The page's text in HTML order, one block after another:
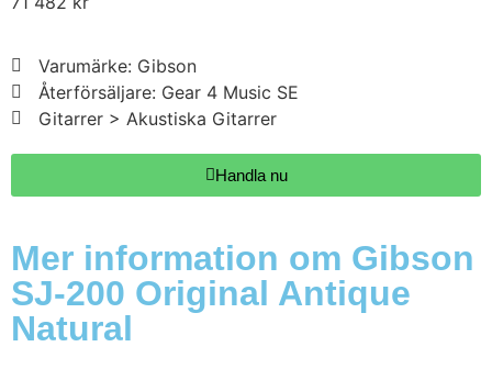
Varumärke: Gibson
Återförsäljare: Gear 4 Music SE
Gitarrer > Akustiska Gitarrer
Handla nu
Mer information om Gibson
SJ-200 Original Antique
Natural